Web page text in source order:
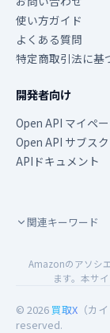
使い方ガイド
よくある質問
特定商取引法に基
開発者向け
Open API マイペ
Open API サブスク
APIドキュメント
関連キーワード
Amazonのアソシ
ます。本サ
© 2026 買取X （カ
reserved.